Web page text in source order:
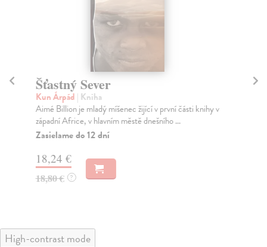
Šťastný Sever
Kun Árpád | Kniha
Aimé Billion je mladý míšenec žijící v první části knihy v
západní Africe, v hlavním městě dnešního ...
Zasielame do 12 dní
18,24 €
18,80 € ?
High-contrast mode